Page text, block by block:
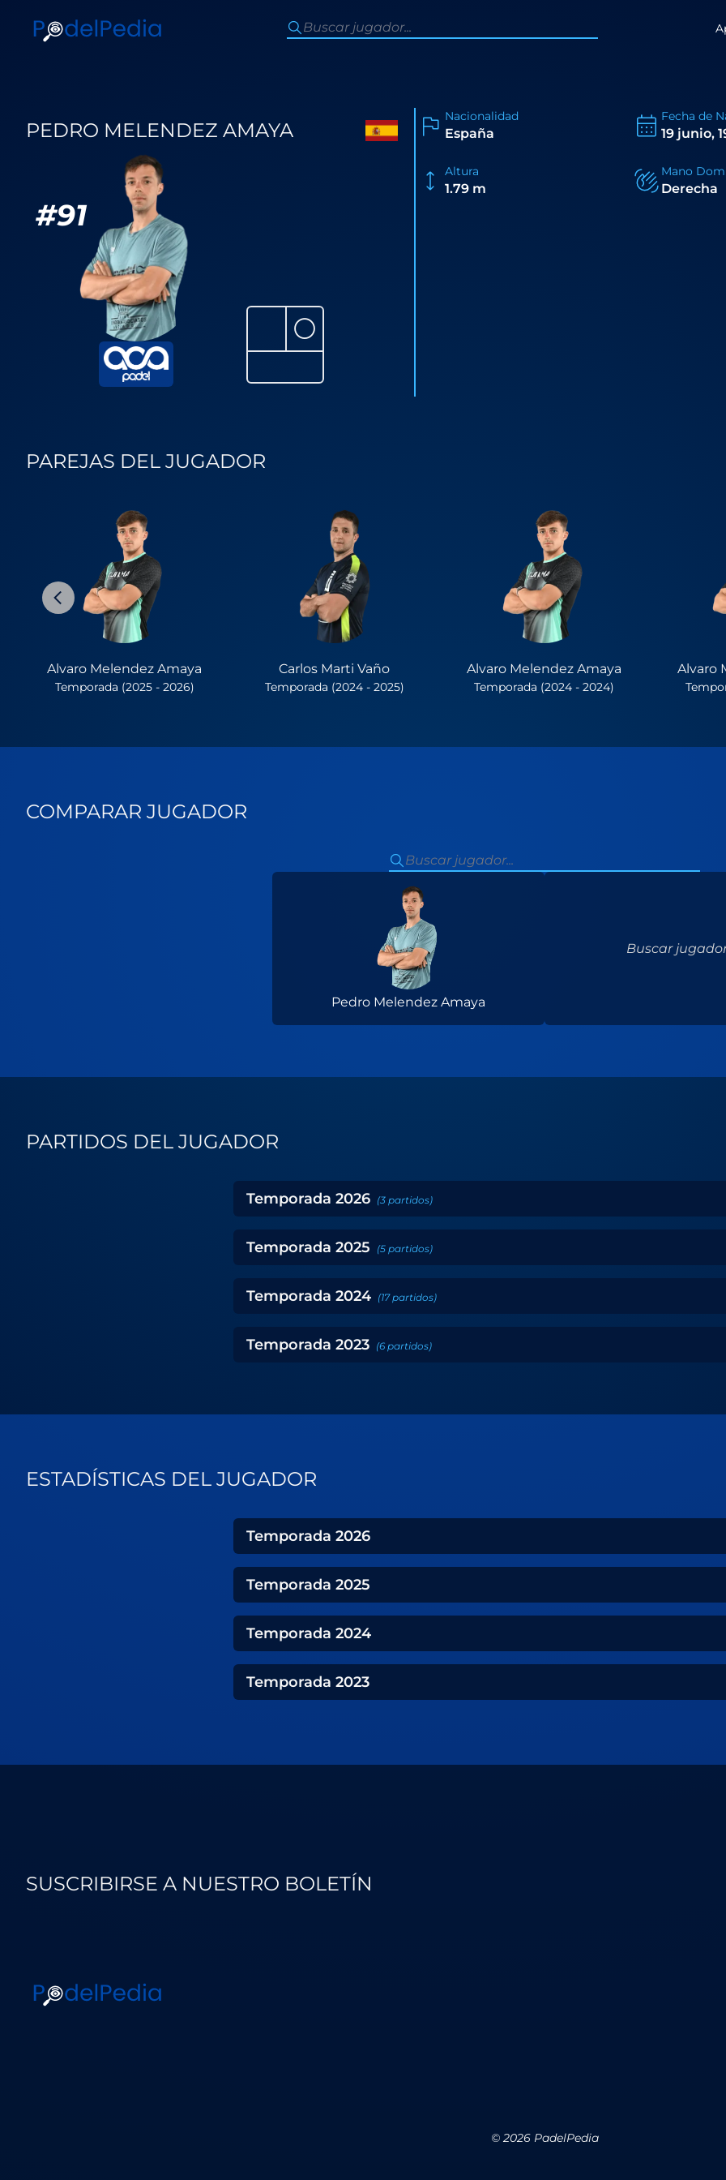
PEDRO MELENDEZ AMAYA
#91
⚪
Nacionalidad
España
Fecha de
19 junio,
Altura
1.79 m
Mano
Derecha
PAREJAS DEL JUGADOR
Alvaro Melendez Amaya
Temporada (2025 - 2026)
Carlos Marti Vaño
Temporada (2024 - 2025)
Alvaro Melendez Amaya
Temporada (2024 - 2024)
Alvaro
COMPARAR JUGADOR
Pedro Melendez Amaya
Buscar
PARTIDOS DEL JUGADOR
Temporada 2026 (3 partidos)
Temporada 2025 (5 partidos)
Temporada 2024 (17 partidos)
Temporada 2023 (6 partidos)
ESTADÍSTICAS DEL JUGADOR
Temporada 2026
Temporada 2025
Temporada 2024
Temporada 2023
SUSCRIBIRSE A NUESTRO BOLETÍN
© 2026PadelPedia